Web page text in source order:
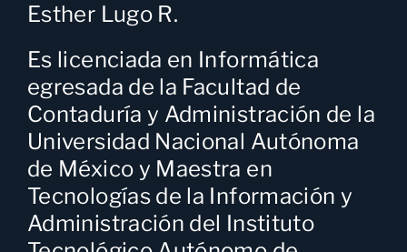
Esther Lugo R.
Es licenciada en Informática
egresada de la Facultad de
Contaduría y Administración de la
Universidad Nacional Autónoma
de México y Maestra en
Tecnologías de la Información y
Administración del Instituto